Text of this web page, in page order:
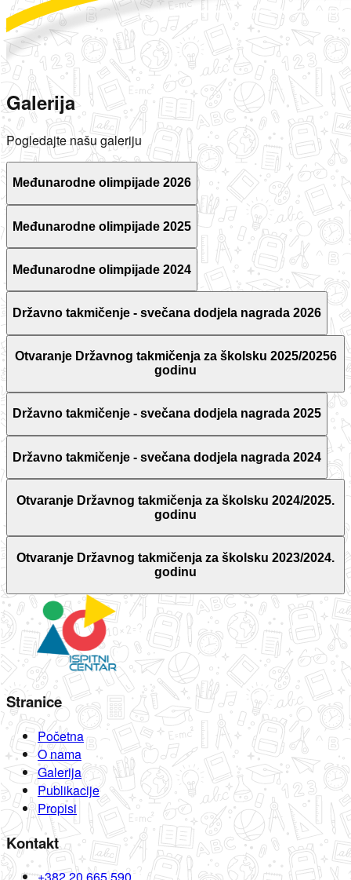
Galerija
Pogledajte našu galeriju
Međunarodne olimpijade 2026
Međunarodne olimpijade 2025
Međunarodne olimpijade 2024
Državno takmičenje - svečana dodjela nagrada 2026
Otvaranje Državnog takmičenja za školsku 2025/20256
godinu
Državno takmičenje - svečana dodjela nagrada 2025
Državno takmičenje - svečana dodjela nagrada 2024
Otvaranje Državnog takmičenja za školsku 2024/2025.
godinu
Otvaranje Državnog takmičenja za školsku 2023/2024.
godinu
Stranice
Početna
O nama
Galerija
Publikacije
Propisi
Kontakt